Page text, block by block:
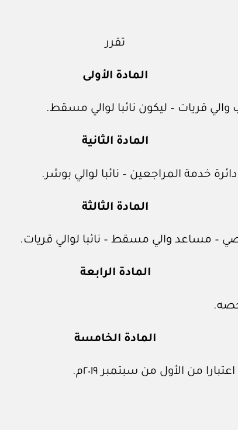
تقرر
المادة الأولى
قريات – ليكون نائبا لوالي مسقط.
المادة الثانية
خدمة المراجعين – نائبا لوالي بوشر.
المادة الثالثة
– مساعد والي مسقط – نائبا لوالي قريات.
المادة الرابعة
المادة الخامسة
من الأول من سبتمبر ٢٠١٩م.